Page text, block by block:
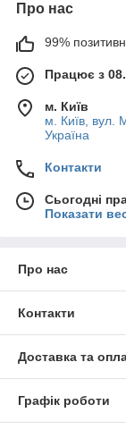
Про нас
99%
Працює з
м. Київ
м. Київ, вул.
Україна
Контакти
Сьогодні
Показати
Про нас
Контакти
Доставка та
Графік роботи